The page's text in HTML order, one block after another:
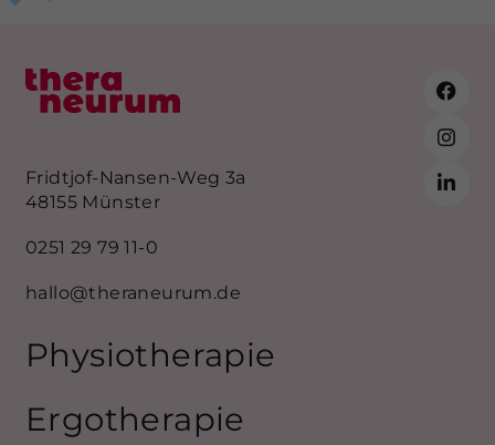
Fridtjof-Nansen-Weg 3a
48155 Münster
0251 29 79 11-0
hallo@theraneurum.de
Physiotherapie
Ergotherapie